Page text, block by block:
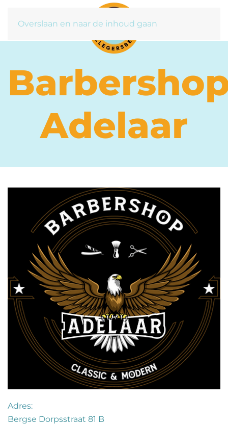
Overslaan en naar de inhoud gaan
Adelaar
Adres:
Bergse Dorpsstraat 81 B